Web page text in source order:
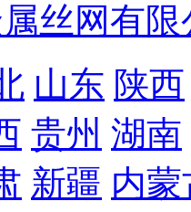
丝网有限
山东 陕西
贵州 湖南
新疆 内蒙